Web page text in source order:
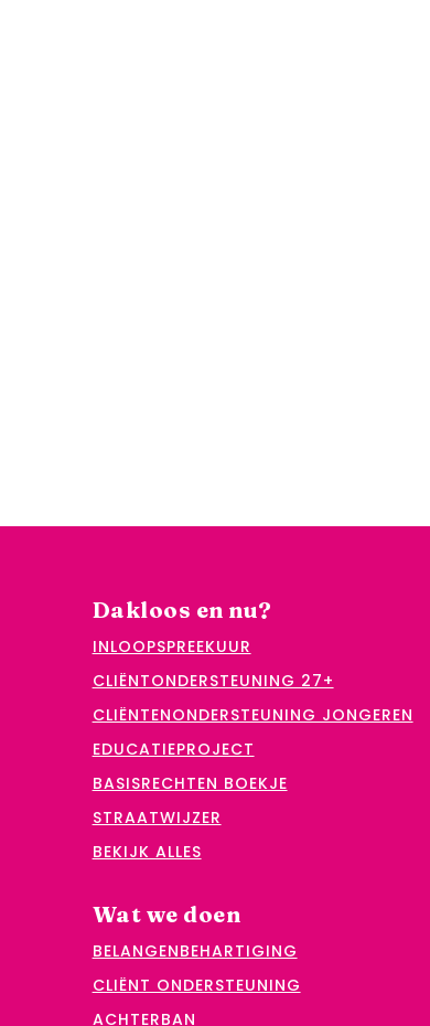
Dakloos en nu?
INLOOPSPREEKUUR
CLIËNTONDERSTEUNING 27+
CLIËNTENONDERSTEUNING JONGEREN
EDUCATIEPROJECT
BASISRECHTEN BOEKJE
STRAATWIJZER
BEKIJK ALLES
Wat we doen
BELANGENBEHARTIGING
CLIËNT ONDERSTEUNING
ACHTERBAN